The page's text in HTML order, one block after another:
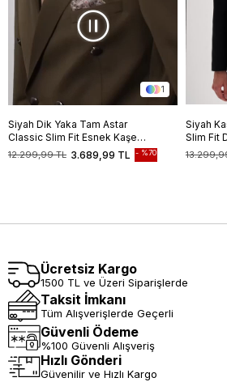
1
Siyah Dik Yaka Tam Astar
Classic Slim Fit Esnek Kaşe
Kaban 10082551503.689,99 TL
12.299,99 TL %70
Siyah
Slim Fit
Kaban
Ücretsiz Kargo
1500 TL ve Üzeri Siparişlerde
Taksit İmkanı
Tüm Alışverişlerde Geçerli
Güvenli Ödeme
%100 Güvenli Alışveriş
Hızlı Gönderi
Güvenilir ve Hızlı Kargo